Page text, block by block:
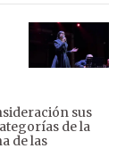
sus
de la
de las